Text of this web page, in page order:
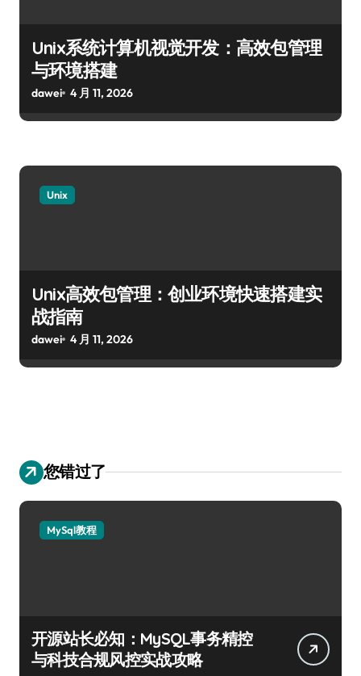
Unix系统计算机视觉开发：高效包管理
与环境搭建
dawei 4 月 11, 2026
Unix
Unix高效包管理：创业环境快速搭建实
战指南
dawei 4 月 11, 2026
您错过了
MySql教程
开源站长必知：MySQL事务精控
与科技合规风控实战攻略